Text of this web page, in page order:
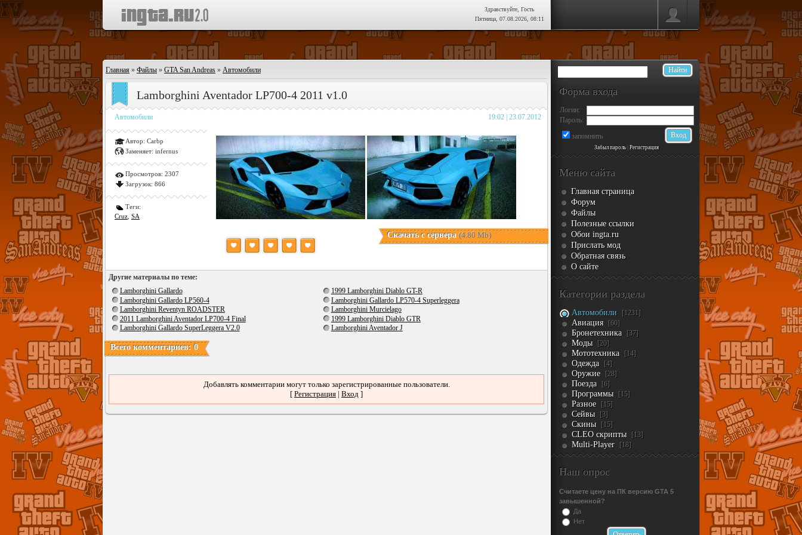
Здравствуйте, Гость
Пятница, 07.08.2026, 08:11
Главная » Файлы » GTA San Andreas » Автомобили
Lamborghini Aventador LP700-4 2011 v1.0
Автомобили 19:02 | 23.07.2012
Автор: Carbp
Заменяет: infernus
Просмотров: 2307
Загрузок: 866
Теги:
Cruz SA
Скачать с сервера(4.80 Mb)
Другие материалы по теме:
Lamborghini Gallardo
1999 Lamborghini Diablo GT-R
Lamborghini Gallardo LP560-4
Lamborghini Gallardo LP570-4 Superleggera
Lamborghini Reventуn ROADSTER
Lamborghini Murcielago
2011 Lamborghini Aventador LP700-4 Final
1999 Lamborghini Diablo GTR
Lamborghini Gallardo SuperLeggera V2.0
Lamborghini Aventador J
Всего комментариев: 0
Добавлять комментарии могут только зарегистрированные пользователи.
[ Регистрация | Вход ]
Форма входа
Логин:
Пароль:
запомнить
Забыл пароль| Регистрация
Меню сайта
Главная страница
Форум
Файлы
Полезные ссылки
Обои ingta.ru
Прислать мод
Обратная связь
О сайте
Категории раздела
Автомобили [1231]
Авиация [60]
Бронетехника [37]
Моды [20]
Мототехника [14]
Одежда [4]
Оружие [28]
Поезда [6]
Программы [15]
Разное [15]
Сейвы [3]
Скины [15]
CLEO скрипты [13]
Multi-Player [18]
Наш опрос
Считаете цену на ПК версию GTA 5
завышенной?
Да
Нет